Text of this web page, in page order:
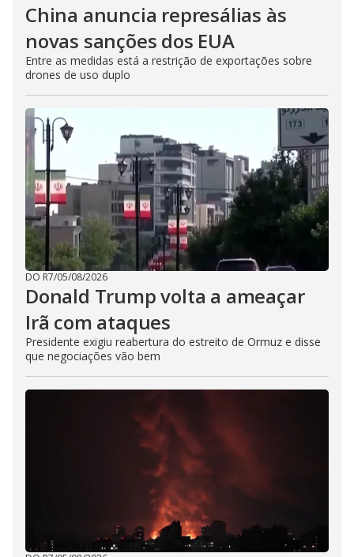
China anuncia represálias às
novas sanções dos EUA
Entre as medidas está a restrição de exportações sobre
drones de uso duplo
DO R7/05/08/2026
Donald Trump volta a ameaçar
Irã com ataques
Presidente exigiu reabertura do estreito de Ormuz e disse
que negociações vão bem